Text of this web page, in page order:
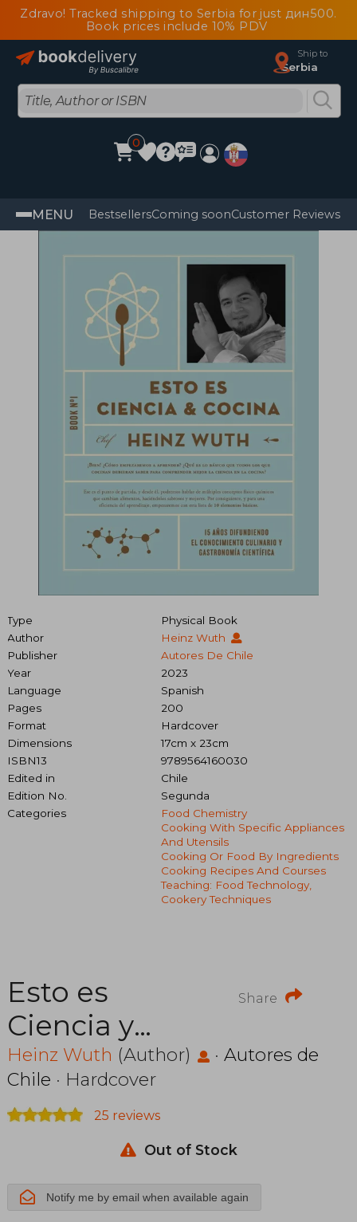
Zdravo! Tracked shipping to Serbia for just дин500.
Book prices include 10% PDV
Ship to
Serbia
0
MENU BestsellersComing soonCustomer Reviews
Type
Physical Book
Author
Heinz Wuth
Publisher
Autores De Chile
Year
2023
Language
Spanish
Pages
200
Format
Hardcover
Dimensions
17cm x 23cm
ISBN13
9789564160030
Edited in
Chile
Edition No.
Segunda
Categories
Food Chemistry
Cooking With Specific Appliances
And Utensils
Cooking Or Food By Ingredients
Cooking Recipes And Courses
Teaching: Food Technology,
Cookery Techniques
Share
Esto es
Ciencia y
Cocina
Heinz Wuth (Author) · Autores de
Chile · Hardcover
25 reviews
Out of Stock
Notify me by email when available again